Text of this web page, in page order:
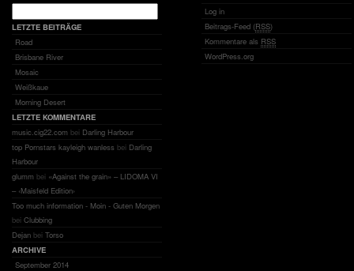
LETZTE BEITRÄGE
Road
Brisbane River
Mosaic
Weißkaue
Morning Desert
LETZTE KOMMENTARE
music.cig22.com bei Darling Harbour
top Pornstars kayleigh wanless bei Darling
Harbour
glumm bei «Against the grain» – LIDOMA VI
– ‹Maisfeld Edition›
Too much information - Moin - Guten Morgen
bei Clubbing
Dejan bei Torso
ARCHIVE
September 2014
Log in
Beitrags-Feed (RSS)
Kommentare als RSS
WordPress.org